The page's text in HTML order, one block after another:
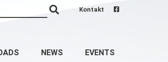
Kontakt
NEWS EVENTS